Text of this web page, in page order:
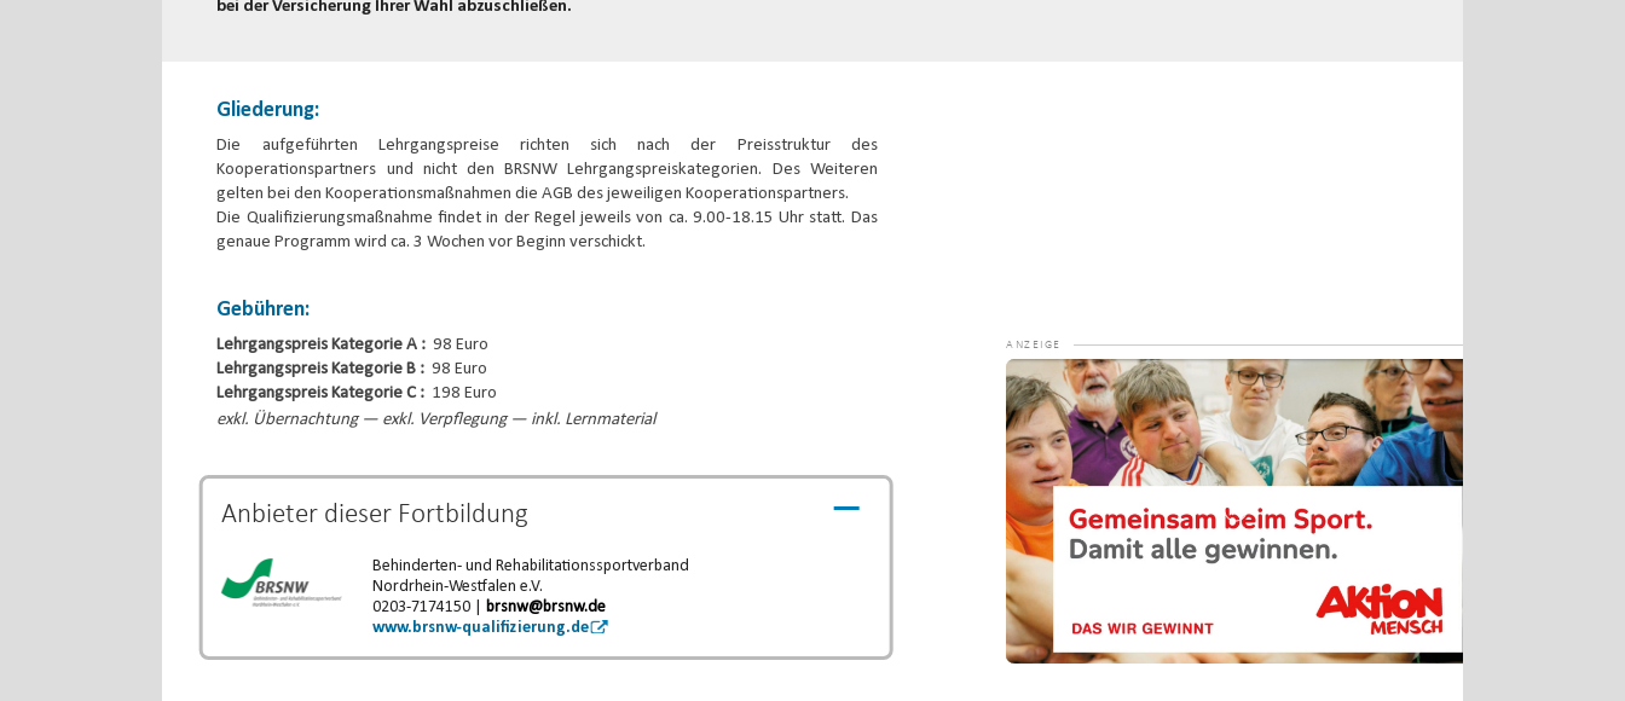
bei der Versicherung Ihrer Wahl abzuschließen.
Gliederung:
Die aufgeführten Lehrgangspreise richten sich nach der Preisstruktur des
Kooperationspartners und nicht den BRSNW Lehrgangspreiskategorien. Des Weiteren
gelten bei den Kooperationsmaßnahmen die AGB des jeweiligen Kooperationspartners.
Die Qualifizierungsmaßnahme findet in der Regel jeweils von ca. 9.00-18.15 Uhr statt. Das
genaue Programm wird ca. 3 Wochen vor Beginn verschickt.
Gebühren:
Lehrgangspreis Kategorie A : 98 Euro
Lehrgangspreis Kategorie B : 98 Euro
Lehrgangspreis Kategorie C : 198 Euro
exkl. Übernachtung — exkl. Verpflegung — inkl. Lernmaterial
Anbieter dieser Fortbildung
Behinderten- und Rehabilitationssportverband
Nordrhein-Westfalen e.V.
0203-7174150 |brsnw@brsnw.de
www.brsnw-qualifizierung.de
Video-
Player